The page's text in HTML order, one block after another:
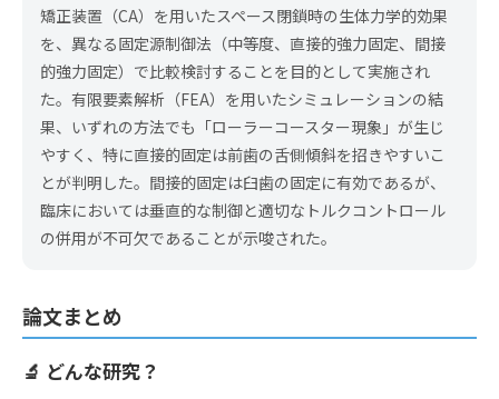
矯正装置（CA）を用いたスペース閉鎖時の生体力学的効果
を、異なる固定源制御法（中等度、直接的強力固定、間接
的強力固定）で比較検討することを目的として実施され
た。有限要素解析（FEA）を用いたシミュレーションの結
果、いずれの方法でも「ローラーコースター現象」が生じ
やすく、特に直接的固定は前歯の舌側傾斜を招きやすいこ
とが判明した。間接的固定は臼歯の固定に有効であるが、
臨床においては垂直的な制御と適切なトルクコントロール
の併用が不可欠であることが示唆された。
論文まとめ
🔬 どんな研究？